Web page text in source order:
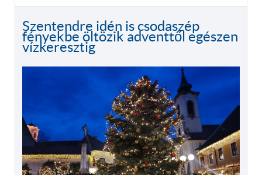
Szentendre idén is csodaszép
fényekbe öltözik adventtől egészen
vízkeresztig